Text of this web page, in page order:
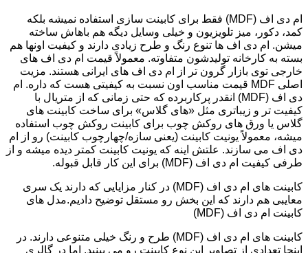
ام دی اف (MDF) فقط برای کابینت سازی استفاده نمیشه بلکه
کمد، دکور، میز تلویزیون و خیلی وسایل دیگه هم باهاش ساخته
میشن. ام دی اف ها تنوع رنگ و طرح زیادی دارند و کیفیت اونها هم
بسته به کارخانه تولیدشون متفاوته. معمولاً قیمت ام دی اف های
خارجی توی بازار گرون تر از ام دی اف های ایرانی هستند. مزیت
اصلی MDF قیمت مناسب اون نسبت به کیفیتی هست که داره. ام
دی اف (MDF) انقدر پرکاربرده که حتی زمانی که از متریال با
کیفیت تر و زیباتری مثل «های گلاس» برای ساخت کابینت های
گلاس یا ورق های روکش چوب برای کابینت روکش چوب استفاده
میشه، معمولاً یونیت کابینت (یعنی سازه/چهارچوب کابینت) رو از ام
دی اف می سازند. علتش اینه که یونیت کابینت کمتر دیده میشه و از
طرفی کیفیت ام دی اف (MDF) برای این کار قابل قبوله.
کابینت های ام دی اف (MDF) در کنار مزایایی که دارند یک سری
معایبی هم دارند که این بخش رو مستقل توضیح دادیم.مدل های
کابینت ام دی اف (MDF)
کابینت های ام دی اف (MDF) طرح و رنگ خیلی متنوعی دارند. در
اینجا تعدادی از تصاویر این نوع کابینت رو می بینید. اما در گالری